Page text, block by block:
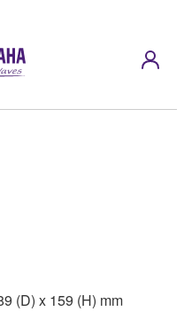
(D) x 159 (H) mm